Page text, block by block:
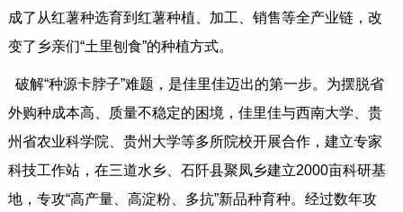
成了从红薯种选育到红薯种植、加工、销售等全产业链，改
变了乡亲们“土里刨食”的种植方式。
破解“种源卡脖子”难题，是佳里佳迈出的第一步。为摆脱省
外购种成本高、质量不稳定的困境，佳里佳与西南大学、贵
州省农业科学院、贵州大学等多所院校开展合作，建立专家
科技工作站，在三道水乡、石阡县聚凤乡建立2000亩科研基
地，专攻“高产量、高淀粉、多抗”新品种育种。经过数年攻